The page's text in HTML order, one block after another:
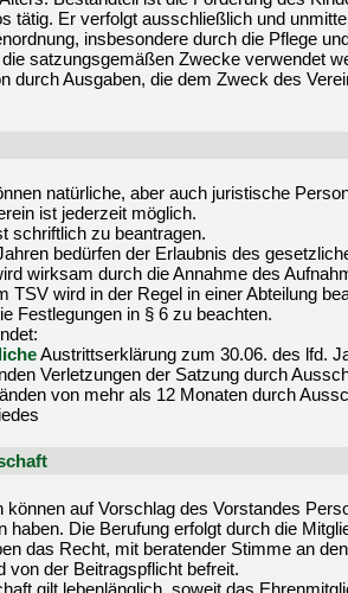
tätig. Er verfolgt ausschließlich und
insbesondere durch die Pflege
satzungsgemäßen Zwecke verwendet
durch Ausgaben, die dem Zweck des
natürliche, aber auch juristische
ist jederzeit möglich.
schriftlich zu beantragen.
bedürfen der Erlaubnis des
wirksam durch die Annahme des
TSV wird in der Regel in einer Abteilung
Festlegungen in § 6 zu beachten.
Austrittserklärung zum 30.06. des lfd.
Verletzungen der Satzung durch
von mehr als 12 Monaten durch
können auf Vorschlag des Vorstandes
haben. Die Berufung erfolgt durch die
das Recht, mit beratender Stimme an
von der Beitragspflicht befreit.
gilt lebenlänglich, soweit das